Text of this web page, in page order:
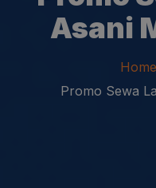
Asani
Home
Promo Sewa